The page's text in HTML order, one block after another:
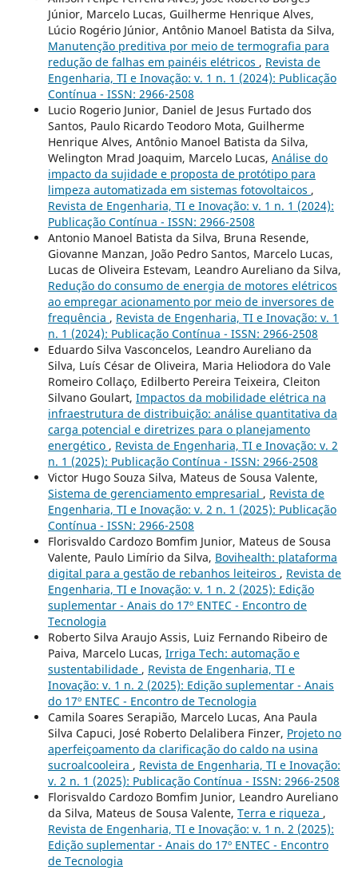
Júnior, Marcelo Lucas, Guilherme Henrique Alves,
Lúcio Rogério Júnior, Antônio Manoel Batista da Silva,
Manutenção preditiva por meio de termografia para
redução de falhas em painéis elétricos , Revista de
Engenharia, TI e Inovação: v. 1 n. 1 (2024): Publicação
Contínua - ISSN: 2966-2508
Lucio Rogerio Junior, Daniel de Jesus Furtado dos
Santos, Paulo Ricardo Teodoro Mota, Guilherme
Henrique Alves, Antônio Manoel Batista da Silva,
Welington Mrad Joaquim, Marcelo Lucas, Análise do
impacto da sujidade e proposta de protótipo para
limpeza automatizada em sistemas fotovoltaicos ,
Revista de Engenharia, TI e Inovação: v. 1 n. 1 (2024):
Publicação Contínua - ISSN: 2966-2508
Antonio Manoel Batista da Silva, Bruna Resende,
Giovanne Manzan, João Pedro Santos, Marcelo Lucas,
Lucas de Oliveira Estevam, Leandro Aureliano da Silva,
Redução do consumo de energia de motores elétricos
ao empregar acionamento por meio de inversores de
frequência , Revista de Engenharia, TI e Inovação: v. 1
n. 1 (2024): Publicação Contínua - ISSN: 2966-2508
Eduardo Silva Vasconcelos, Leandro Aureliano da
Silva, Luís César de Oliveira, Maria Heliodora do Vale
Romeiro Collaço, Edilberto Pereira Teixeira, Cleiton
Silvano Goulart, Impactos da mobilidade elétrica na
infraestrutura de distribuição: análise quantitativa da
carga potencial e diretrizes para o planejamento
energético , Revista de Engenharia, TI e Inovação: v. 2
n. 1 (2025): Publicação Contínua - ISSN: 2966-2508
Victor Hugo Souza Silva, Mateus de Sousa Valente,
Sistema de gerenciamento empresarial , Revista de
Engenharia, TI e Inovação: v. 2 n. 1 (2025): Publicação
Contínua - ISSN: 2966-2508
Florisvaldo Cardozo Bomfim Junior, Mateus de Sousa
Valente, Paulo Limírio da Silva, Bovihealth: plataforma
digital para a gestão de rebanhos leiteiros , Revista de
Engenharia, TI e Inovação: v. 1 n. 2 (2025): Edição
suplementar - Anais do 17º ENTEC - Encontro de
Tecnologia
Roberto Silva Araujo Assis, Luiz Fernando Ribeiro de
Paiva, Marcelo Lucas, Irriga Tech: automação e
sustentabilidade , Revista de Engenharia, TI e
Inovação: v. 1 n. 2 (2025): Edição suplementar - Anais
do 17º ENTEC - Encontro de Tecnologia
Camila Soares Serapião, Marcelo Lucas, Ana Paula
Silva Capuci, José Roberto Delalibera Finzer, Projeto no
aperfeiçoamento da clarificação do caldo na usina
sucroalcooleira , Revista de Engenharia, TI e Inovação:
v. 2 n. 1 (2025): Publicação Contínua - ISSN: 2966-2508
Florisvaldo Cardozo Bomfim Junior, Leandro Aureliano
da Silva, Mateus de Sousa Valente, Terra e riqueza ,
Revista de Engenharia, TI e Inovação: v. 1 n. 2 (2025):
Edição suplementar - Anais do 17º ENTEC - Encontro
de Tecnologia